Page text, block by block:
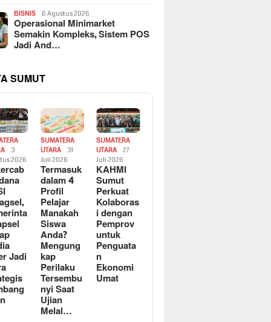
BISNIS 6 Agustus 2026
Operasional Minimarket
Semakin Kompleks, Sistem POS
Jadi And…
SUMUT
3
2026
Jadi
SUMATERA
UTARA
31
Juli 2026
Termasuk
dalam 4
Profil
Pelajar
Manakah
Siswa
Anda?
Mengung
kap
Perilaku
Tersembu
nyi Saat
Ujian
Melal…
SUMATERA
UTARA
27
Juli 2026
KAHMI
Sumut
Perkuat
Kolaboras
i dengan
Pemprov
untuk
Penguata
n
Ekonomi
Umat